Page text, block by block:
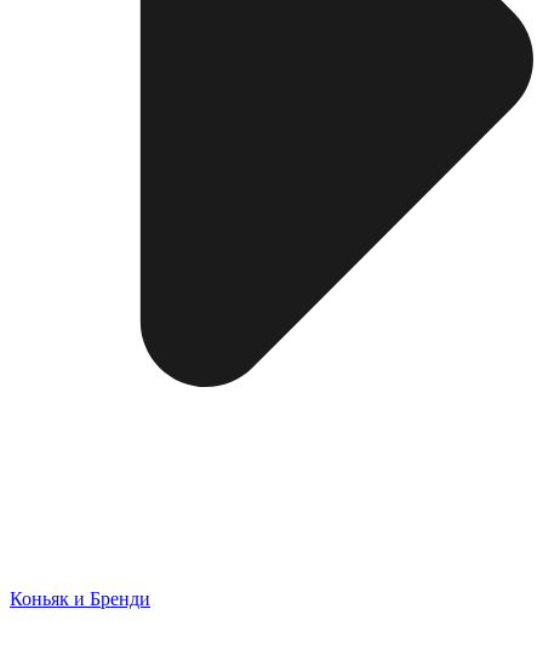
Коньяк и Бренди